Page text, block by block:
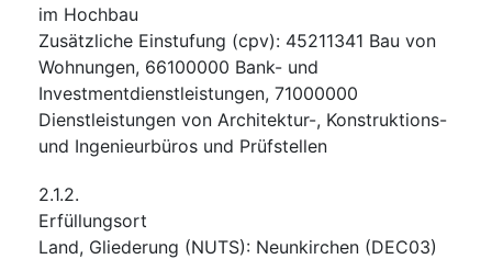
im Hochbau
Zusätzliche Einstufung (cpv): 45211341 Bau von
Wohnungen, 66100000 Bank- und
Investmentdienstleistungen, 71000000
Dienstleistungen von Architektur-, Konstruktions-
und Ingenieurbüros und Prüfstellen
2.1.2.
Erfüllungsort
Land, Gliederung (NUTS): Neunkirchen (DEC03)